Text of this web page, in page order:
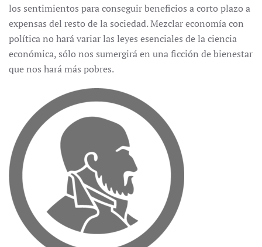
los sentimientos para conseguir beneficios a corto plazo a
expensas del resto de la sociedad. Mezclar economía con
política no hará variar las leyes esenciales de la ciencia
económica, sólo nos sumergirá en una ficción de bienestar
que nos hará más pobres.